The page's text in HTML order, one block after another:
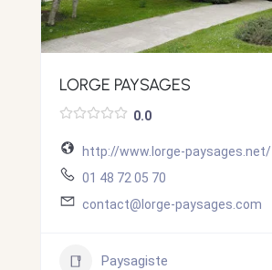
LORGE PAYSAGES
0.0
http://www.lorge-paysages.net/
01 48 72 05 70
contact@lorge-paysages.com
Paysagiste